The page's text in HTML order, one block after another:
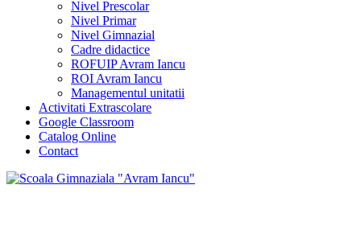
Nivel Prescolar
Nivel Primar
Nivel Gimnazial
Cadre didactice
ROFUIP Avram Iancu
ROI Avram Iancu
Managementul unitatii
Activitati Extrascolare
Google Classroom
Catalog Online
Contact